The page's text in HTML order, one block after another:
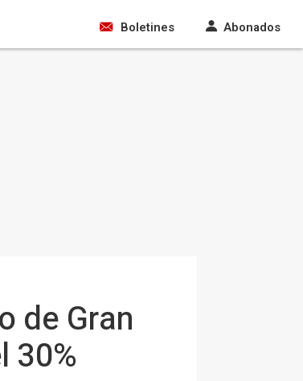
Boletines Abonados
de Gran
30%